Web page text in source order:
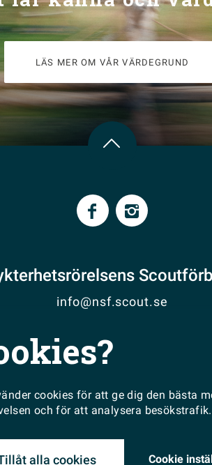
LÄS MER OM VÅR VÄRDEGRUND
info@nsf.scout.se
cookies för att ge dig den bästa
och för att analysera besökstrafik.
alla cookies Cookie